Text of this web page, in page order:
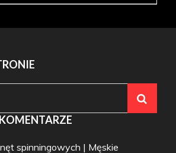
spinningowych | Męskie